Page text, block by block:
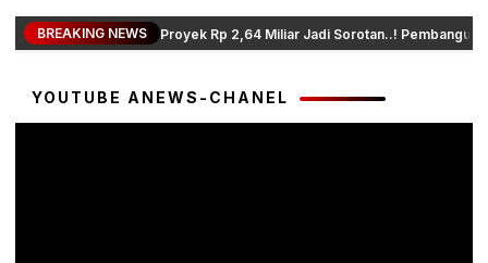
BREAKING NEWS Proyek Rp 2,64 Miliar Jadi Sorotan..!
YOUTUBE ANEWS-CHANEL